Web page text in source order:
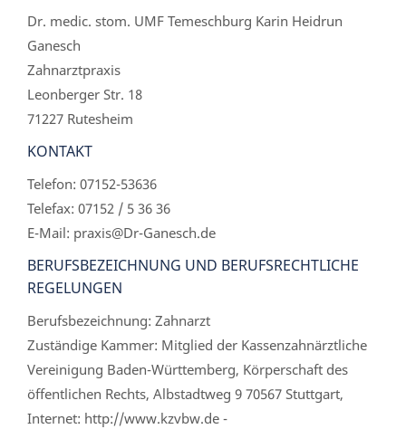
Dr. medic. stom. UMF Temeschburg Karin Heidrun
Ganesch
Zahnarztpraxis
Leonberger Str. 18
71227 Rutesheim
KONTAKT
Telefon: 07152-53636
Telefax: 07152 / 5 36 36
E-Mail: praxis@Dr-Ganesch.de
BERUFSBEZEICHNUNG UND BERUFSRECHTLICHE
REGELUNGEN
Berufsbezeichnung: Zahnarzt
Zuständige Kammer: Mitglied der Kassenzahnärztliche
Vereinigung Baden-Württemberg, Körperschaft des
öffentlichen Rechts, Albstadtweg 9 70567 Stuttgart,
Internet: http://www.kzvbw.de -